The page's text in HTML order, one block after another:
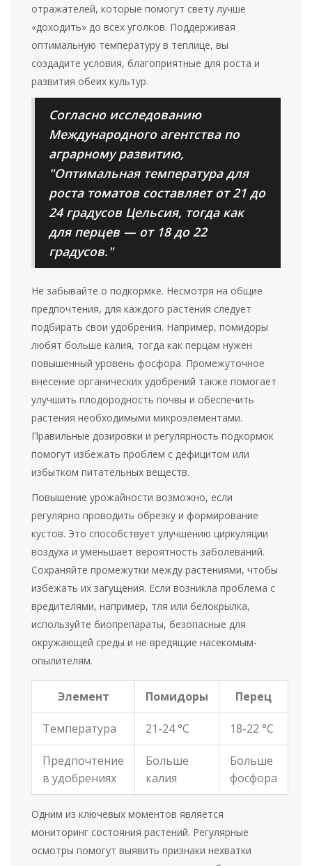
отражателей, которые помогут свету лучше
«доходить» до всех уголков. Поддерживая
оптимальную температуру в теплице, вы
создадите условия, благоприятные для роста и
развития обеих культур.
Согласно исследованию
Международного агентства по
аграрному развитию,
"Оптимальная температура для
роста томатов составляет от 21 до
24 градусов Цельсия, тогда как
для перцев — от 18 до 22
градусов."
Не забывайте о подкормке. Несмотря на общие
предпочтения, для каждого растения следует
подбирать свои удобрения. Например, помидоры
любят больше калия, тогда как перцам нужен
повышенный уровень фосфора. Промежуточное
внесение органических удобрений также помогает
улучшить плодородность почвы и обеспечить
растения необходимыми микроэлементами.
Правильные дозировки и регулярность подкормок
помогут избежать проблем с дефицитом или
избытком питательных веществ.
Повышение урожайности возможно, если
регулярно проводить обрезку и формирование
кустов. Это способствует улучшению циркуляции
воздуха и уменьшает вероятность заболеваний.
Сохраняйте промежутки между растениями, чтобы
избежать их загущения. Если возникла проблема с
вредителями, например, тля или белокрылка,
используйте биопрепараты, безопасные для
окружающей среды и не вредящие насекомым-
опылителям.
Элемент Помидоры Перец
Температура 21-24 °C 18-22 °C
Предпочтение
в удобрениях
Больше
калия
Больше
фосфора
Одним из ключевых моментов является
мониторинг состояния растений. Регулярные
осмотры помогут выявить признаки нехватки